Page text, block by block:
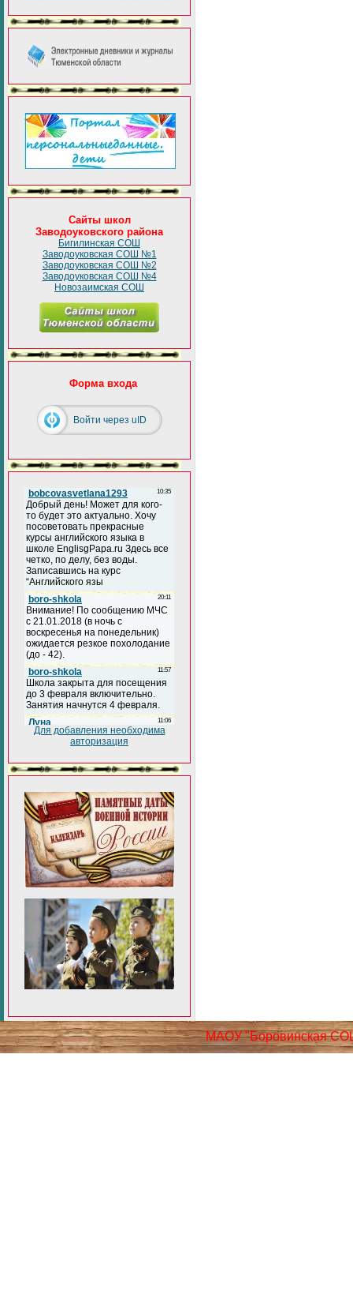
Сайты школ
Заводоуковского района
Бигилинская СОШ
Заводоуковская СОШ №1
Заводоуковская СОШ №2
Заводоуковская СОШ №4
Новозаимская СОШ
Форма входа
Войти через uID
Для добавления необходима
авторизация
МАОУ "Боровинская